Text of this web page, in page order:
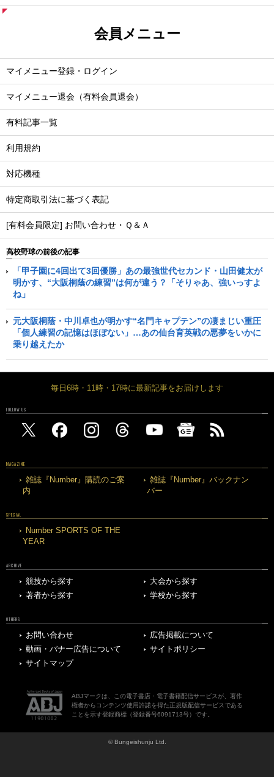
会員メニュー
マイメニュー登録・ログイン
マイメニュー退会（有料会員退会）
有料記事一覧
利用規約
対応機種
特定商取引法に基づく表記
[有料会員限定] お問い合わせ・Ｑ＆Ａ
高校野球の前後の記事
「甲子園に4回出て3回優勝」あの最強世代セカンド・山田健太が
明かす、“大阪桐蔭の練習”は何が違う？「そりゃあ、強いっすよ
ね」
元大阪桐蔭・中川卓也が明かす“名門キャプテン”の凄まじい重圧
「個人練習の記憶はほぼない」…あの仙台育英戦の悪夢をいかに
乗り越えたか
毎日6時・11時・17時に最新記事をお届けします
FOLLOW US
MAGAZINE
雑誌『Number』購読のご案
内
雑誌『Number』バックナン
バー
SPECIAL
Number SPORTS OF THE
YEAR
ARCHIVE
競技から探す
大会から探す
著者から探す
学校から探す
OTHERS
お問い合わせ
広告掲載について
動画・バナー広告について
サイトポリシー
サイトマップ
ABJマークは、この電子書店・電子書籍配信サービスが、著作
権者からコンテンツ使用許諾を得た正規版配信サービスである
ことを示す登録商標（登録番号6091713号）です。
© Bungeishunju Ltd.